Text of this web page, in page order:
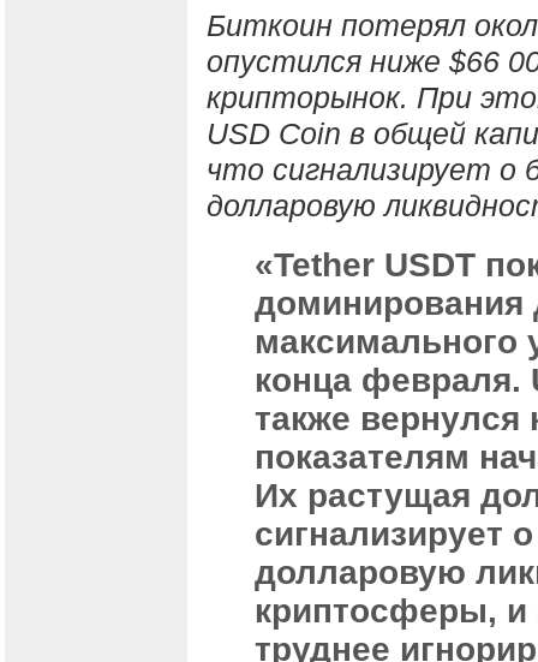
Биткоин потерял
опустился ниже $66
крипторынок. При
USD Coin в общей
что сигнализирует о
долларовую
«Tether USDT
доминирования
максимального
конца февраля.
также вернулся
показателям
Их растущая
сигнализирует
долларовую
криптосферы, и
труднее